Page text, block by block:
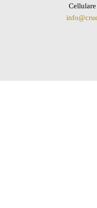
Cellulare